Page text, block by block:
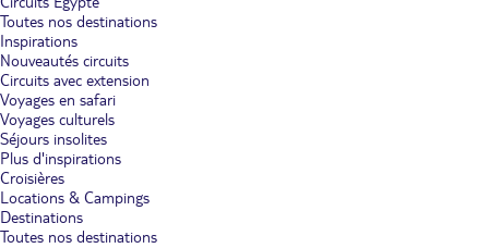
Toutes nos destinations
Inspirations
Nouveautés circuits
Circuits avec extension
Voyages en safari
Voyages culturels
Séjours insolites
Plus d'inspirations
Croisières
Locations & Campings
Destinations
Toutes nos destinations